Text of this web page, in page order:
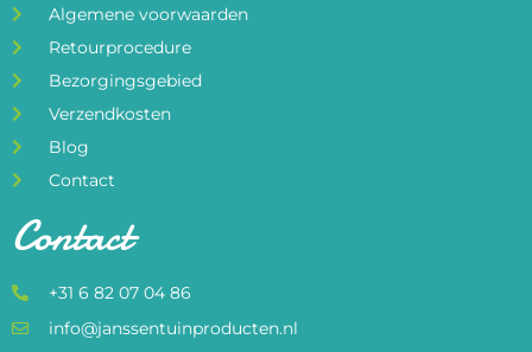
Algemene voorwaarden
Retourprocedure
Bezorgingsgebied
Verzendkosten
Blog
Contact
Contact
+31 6 82 07 04 86
info@janssentuinproducten.nl